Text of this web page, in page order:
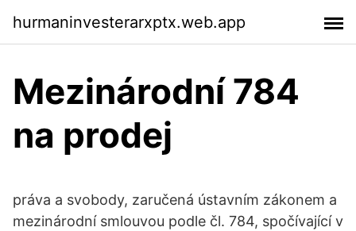
hurmaninvesterarxptx.web.app
Mezinárodní 784
na prodej
práva a svobody, zaručená ústavním zákonem a
mezinárodní smlouvou podle čl. 784, spočívající v